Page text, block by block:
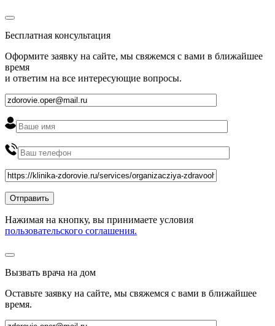
Бесплатная консультация
Оформите заявку на сайте, мы свяжемся с вами в ближайшее
время
и ответим на все интересующие вопросы.
Нажимая на кнопку, вы принимаете условия
пользовательского соглашения.
Вызвать врача на дом
Оставьте заявку на сайте, мы свяжемся с вами в ближайшее
время.